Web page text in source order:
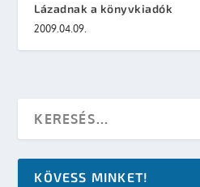
Lázadnak a könyvkiadók
2009.04.09.
KÖVESS MINKET!